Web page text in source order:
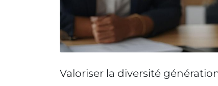
Valoriser la diversité